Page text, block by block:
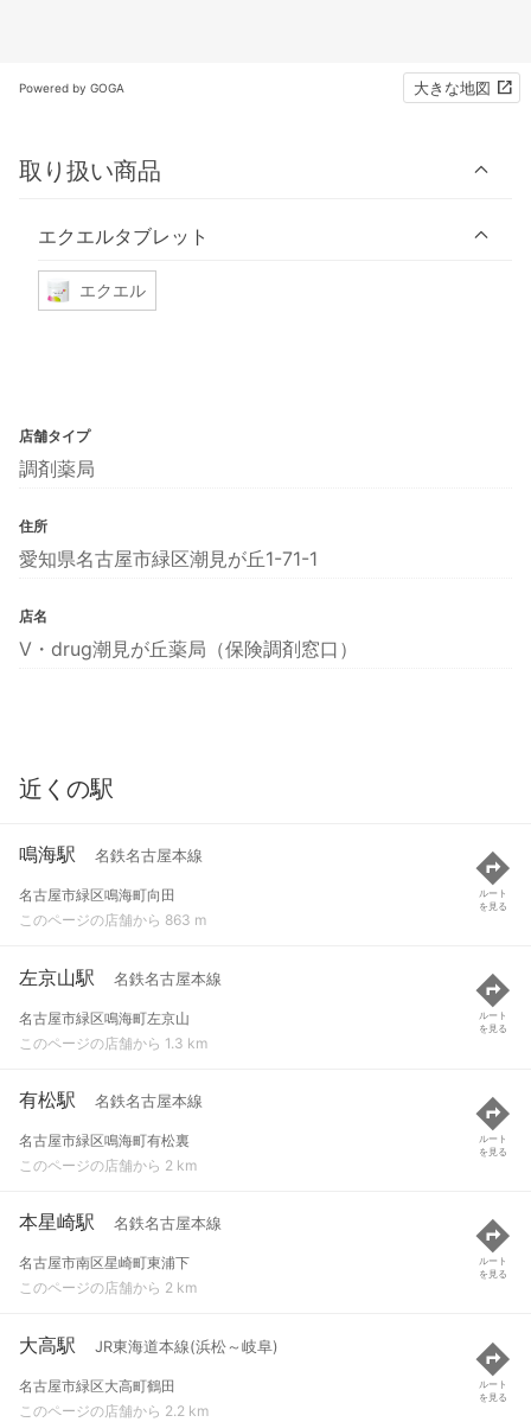
Powered by GOGA 大きな地図
取り扱い商品
エクエルタブレット
エクエル
店舗タイプ
調剤薬局
住所
愛知県名古屋市緑区潮見が丘1-71-1
店名
V・drug潮見が丘薬局（保険調剤窓口）
近くの駅
鳴海駅 名鉄名古屋本線
名古屋市緑区鳴海町向田
このページの店舗から 863 m
ルート
を見る
左京山駅 名鉄名古屋本線
名古屋市緑区鳴海町左京山
このページの店舗から 1.3 km
ルート
を見る
有松駅 名鉄名古屋本線
名古屋市緑区鳴海町有松裏
このページの店舗から 2 km
ルート
を見る
本星崎駅 名鉄名古屋本線
名古屋市南区星崎町東浦下
このページの店舗から 2 km
ルート
を見る
大高駅 JR東海道本線(浜松～岐阜)
名古屋市緑区大高町鶴田
このページの店舗から 2.2 km
ルート
を見る